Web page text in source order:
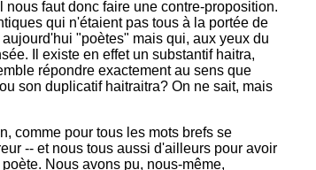
faut donc faire une contre-proposition.
qui n'étaient pas tous à la portée de
"poètes" mais qui, aux yeux du
Il existe en effet un substantif haitra,
répondre exactement au sens que
son duplicatif haitraitra?On ne sait, mais
comme pour tous les mots brefs se
-- et nous tous aussi d'ailleurs pour avoir
Nous avons pu, nous-même,